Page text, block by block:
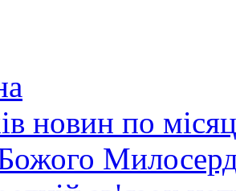
новин по